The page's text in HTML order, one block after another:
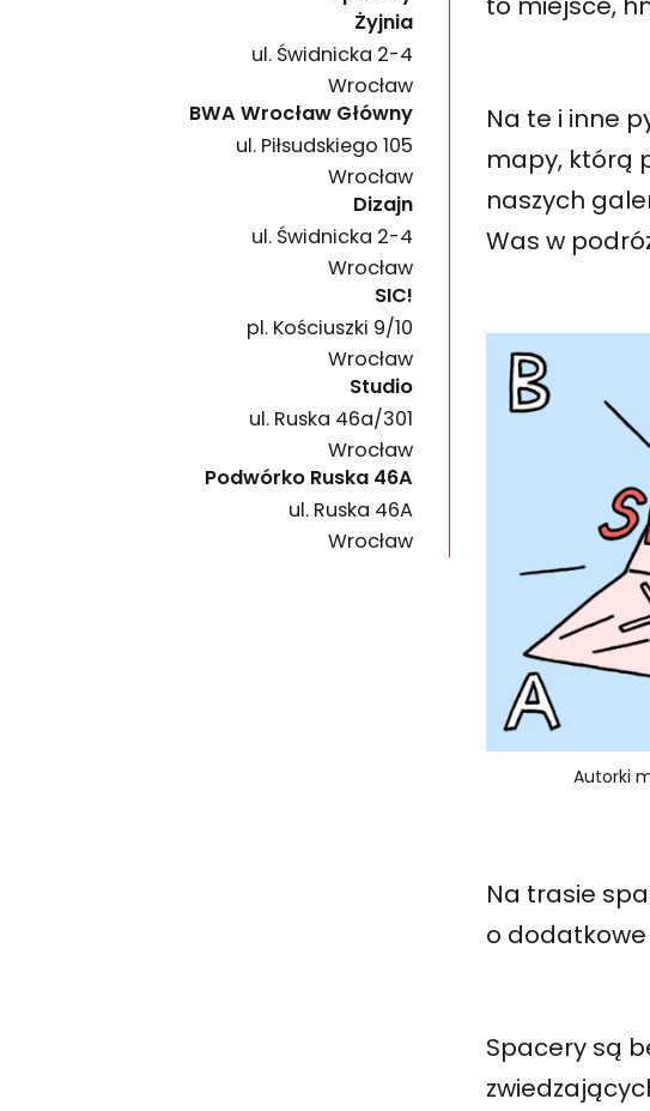
Żyjnia
ul. Świdnicka 2-4
50-067
Wrocław
BWA Wrocław Główny
ul. Piłsudskiego 105
50-085
Wrocław
Dizajn
ul. Świdnicka 2-4
50-067
Wrocław
SIC!
pl. Kościuszki 9/10
50-028
Wrocław
Studio
ul. Ruska 46a/301
50-079
Wrocław
Podwórko Ruska 46A
ul. Ruska 46A
50-079
Wrocław
Na te i inne
mapy, którą
naszych
Was w
Autorki
Na trasie
o
Spacery są